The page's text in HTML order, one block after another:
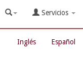
Servicios
Inglés Español